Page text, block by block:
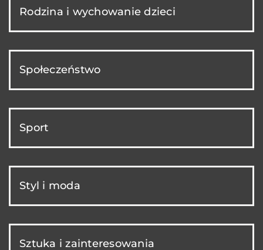
Rodzina i wychowanie dzieci
Społeczeństwo
Sport
Styl i moda
Sztuka i zainteresowania